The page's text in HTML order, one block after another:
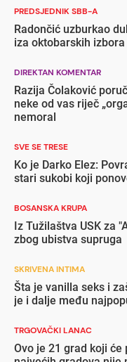
PREDSJEDNIK SBB-A
Radončić uzburkao
iza oktobarskih izbora
DIREKTAN KOMENTAR
Razija Čolaković
neke od vas riječ
nemoral
SVE SE TRESE
Ko je Darko Elez:
stari sukobi koji
BOSANSKA KRUPA
Iz Tužilaštva USK za
zbog ubistva supruga
SKRIVENA INTIMA
Šta je vanilla seks i
je i dalje među
TRGOVAČKI LANAC
Ovo je 21 grad koji će